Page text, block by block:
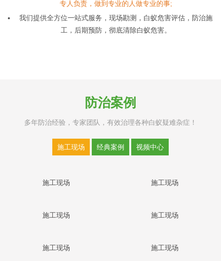
专人负责，做到专业的人做专业的事;
我们提供全方位一站式服务，现场勘测，白蚁危害评估，防治施
工，后期预防，彻底清除白蚁危害。
防治案例
多年防治经验，专家团队，有效治理各种白蚁疑难杂症！
施工现场 经典案例 视频中心
施工现场 施工现场
施工现场 施工现场
施工现场 施工现场